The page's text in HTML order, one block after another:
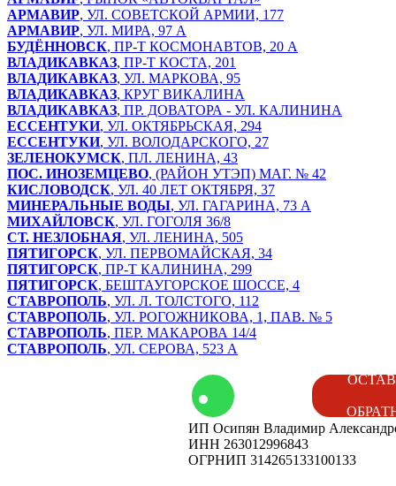
АРМАВИР, УЛ. СОВЕТСКОЙ АРМИИ, 177
АРМАВИР, УЛ. МИРА, 97 А
БУДЁННОВСК, ПР-Т КОСМОНАВТОВ, 20 А
ВЛАДИКАВКАЗ, ПР-Т КОСТА, 201
ВЛАДИКАВКАЗ, УЛ. МАРКОВА, 95
ВЛАДИКАВКАЗ, КРУГ ВИКАЛИНА
ВЛАДИКАВКАЗ, ПР. ДОВАТОРА - УЛ. КАЛИНИНА
ЕССЕНТУКИ, УЛ. ОКТЯБРЬСКАЯ, 294
ЕССЕНТУКИ, УЛ. ВОЛОДАРСКОГО, 27
ЗЕЛЕНОКУМСК, ПЛ. ЛЕНИНА, 43
ПОС. ИНОЗЕМЦЕВО, (РАЙОН УТЭП) МАГ. № 42
КИСЛОВОДСК, УЛ. 40 ЛЕТ ОКТЯБРЯ, 37
МИНЕРАЛЬНЫЕ ВОДЫ, УЛ. ГАГАРИНА, 73 А
МИХАЙЛОВСК, УЛ. ГОГОЛЯ 36/8
СТ. НЕЗЛОБНАЯ, УЛ. ЛЕНИНА, 505
ПЯТИГОРСК, УЛ. ПЕРВОМАЙСКАЯ, 34
ПЯТИГОРСК, ПР-Т КАЛИНИНА, 299
ПЯТИГОРСК, БЕШТАУГОРСКОЕ ШОССЕ, 4
СТАВРОПОЛЬ, УЛ. Л. ТОЛСТОГО, 112
СТАВРОПОЛЬ, УЛ. РОГОЖНИКОВА, 1, ПАВ. № 5
СТАВРОПОЛЬ, ПЕР. МАКАРОВА 14/4
СТАВРОПОЛЬ, УЛ. СЕРОВА, 523 А
ИП Осипян Владимир
ИНН 263012996843
ОГРНИП 314265133100133